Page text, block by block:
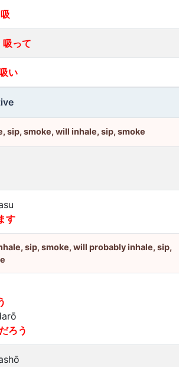
吸
吸って
い
sip, smoke, will inhale, sip, smoke
す
sip, smoke, will probably inhale, sip,
ろう